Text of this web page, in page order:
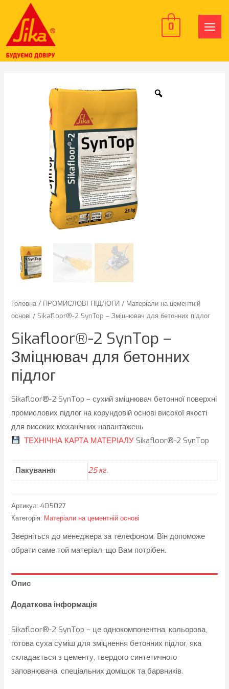
0
MAIN
Головна / ПРОМИСЛОВІ ПІДЛОГИ / Матеріали на цементній
основі / Sikafloor®-2 SynTop – Зміцнювач для бетонних підлог
Sikafloor®-2 SynTop –
Зміцнювач для бетонних
підлог
Sikafloor®-2 SynTop – сухий зміцнювач бетонної поверхні
промислових підлог на корундовій основі високої якості
для високих механічних навантажень
ТЕХНІЧНА КАРТА МАТЕРІАЛУ Sikafloor®-2 SynTop
Пакування 25 кг.
Артикул:405027
Категорія: Матеріали на цементній основі
Зверніться до менеджера за телефоном. Він допоможе
обрати саме той матеріал, що Вам потрібен.
Опис
Додаткова інформація
Sikafloor®-2 SynTop – це однокомпонентна, кольорова,
готова суха суміш для зміцнення бетонних підлог, яка
складається з цементу, твердого синтетичного
заповнювача, спеціальних домішок та барвників.